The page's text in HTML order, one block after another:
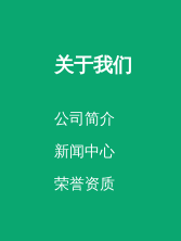
关于我们
公司简介
新闻中心
荣誉资质